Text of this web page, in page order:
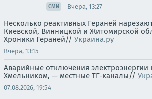
СМИ Вчера, 13:27
Несколько реактивных Гераней
Киевской, Винницкой и Житомирской
Хроники Гераней// Украина.ру
Вчера, 13:15
Аварийные отключения электроэнергии
Хмельником, — местные ТГ-каналы//
07.08.2026, 19:54